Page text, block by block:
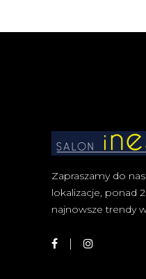
Zapraszamy do
lokalizacje, ponad
najnowsze trendy